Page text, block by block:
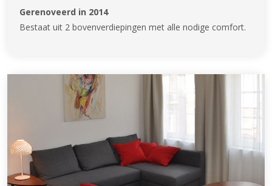
Gerenoveerd in 2014
Bestaat uit 2 bovenverdiepingen met alle nodige comfort.